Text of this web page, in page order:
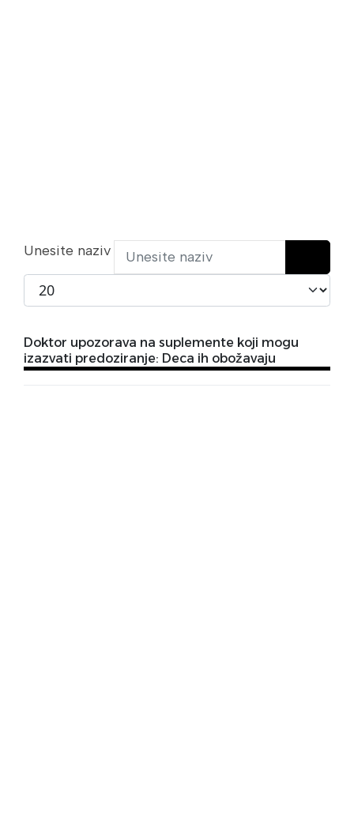
Unesite naziv
Prikaži broj
Doktor upozorava na suplemente koji mogu
izazvati predoziranje: Deca ih obožavaju